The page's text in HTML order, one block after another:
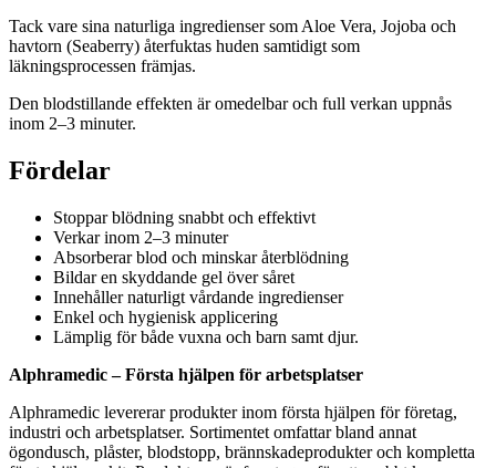
Tack vare sina naturliga ingredienser som Aloe Vera, Jojoba och
havtorn (Seaberry) återfuktas huden samtidigt som
läkningsprocessen främjas.
Den blodstillande effekten är omedelbar och full verkan uppnås
inom 2–3 minuter.
Fördelar
Stoppar blödning snabbt och effektivt
Verkar inom 2–3 minuter
Absorberar blod och minskar återblödning
Bildar en skyddande gel över såret
Innehåller naturligt vårdande ingredienser
Enkel och hygienisk applicering
Lämplig för både vuxna och barn samt djur.
Alphramedic – Första hjälpen för arbetsplatser
Alphramedic levererar produkter inom första hjälpen för företag,
industri och arbetsplatser. Sortimentet omfattar bland annat
ögondusch, plåster, blodstopp, brännskadeprodukter och kompletta